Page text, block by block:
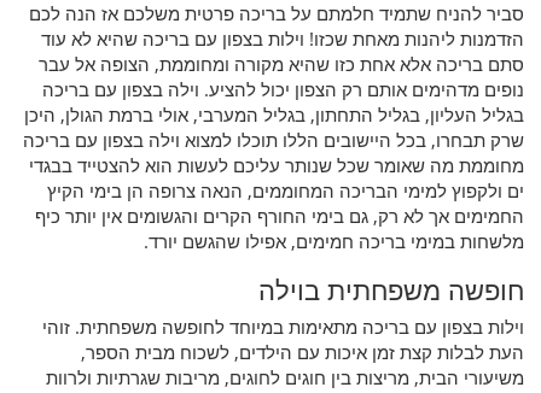
סביר להניח שתמיד חלמתם על בריכה פרטית משלכם אז הנה לכם
הזדמנות ליהנות מאחת שכזו! וילות בצפון עם בריכה שהיא לא עוד
סתם בריכה אלא אחת כזו שהיא מקורה ומחוממת, הצופה אל עבר
נופים מדהימים אותם רק הצפון יכול להציע. וילה בצפון עם בריכה
בגליל העליון, בגליל התחתון, בגליל המערבי, אולי ברמת הגולן, היכן
שרק תבחרו, בכל היישובים הללו תוכלו למצוא וילה בצפון עם בריכה
מחוממת מה שאומר שכל שנותר עליכם לעשות הוא להצטייד בבגדי
ים ולקפוץ למימי הבריכה המחוממים, הנאה צרופה הן בימי הקיץ
החמימים אך לא רק, גם בימי החורף הקרים והגשומים אין יותר כיף
מלשחות במימי בריכה חמימים, אפילו שהגשם יורד.
חופשה משפחתית בוילה
וילות בצפון עם בריכה מתאימות במיוחד לחופשה משפחתית. זוהי
העת לבלות קצת זמן איכות עם הילדים, לשכוח מבית הספר,
משיעורי הבית, מריצות בין חוגים לחוגים, מריבות שגרתיות ולרוות